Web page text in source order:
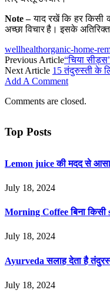
Note –याद रखें कि हर किसी
अच्छा विचार है। इसके
wellhealthorganic-home-
Previous Article“चिया
Next Article 15 तंदुरुस्ती के
Add A Comment
Comments are closed.
Top Posts
Lemon juice की मदद से
July 18, 2024
Morning Coffee बिना
July 18, 2024
Ayurveda सलाह देता है
July 18, 2024